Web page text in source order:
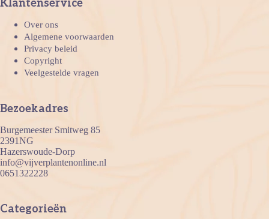
Klantenservice
Over ons
Algemene voorwaarden
Privacy beleid
Copyright
Veelgestelde vragen
Bezoekadres
Burgemeester Smitweg 85
2391NG
Hazerswoude-Dorp
info@vijverplantenonline.nl
0651322228
Categorieën